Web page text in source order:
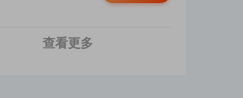
查看更多